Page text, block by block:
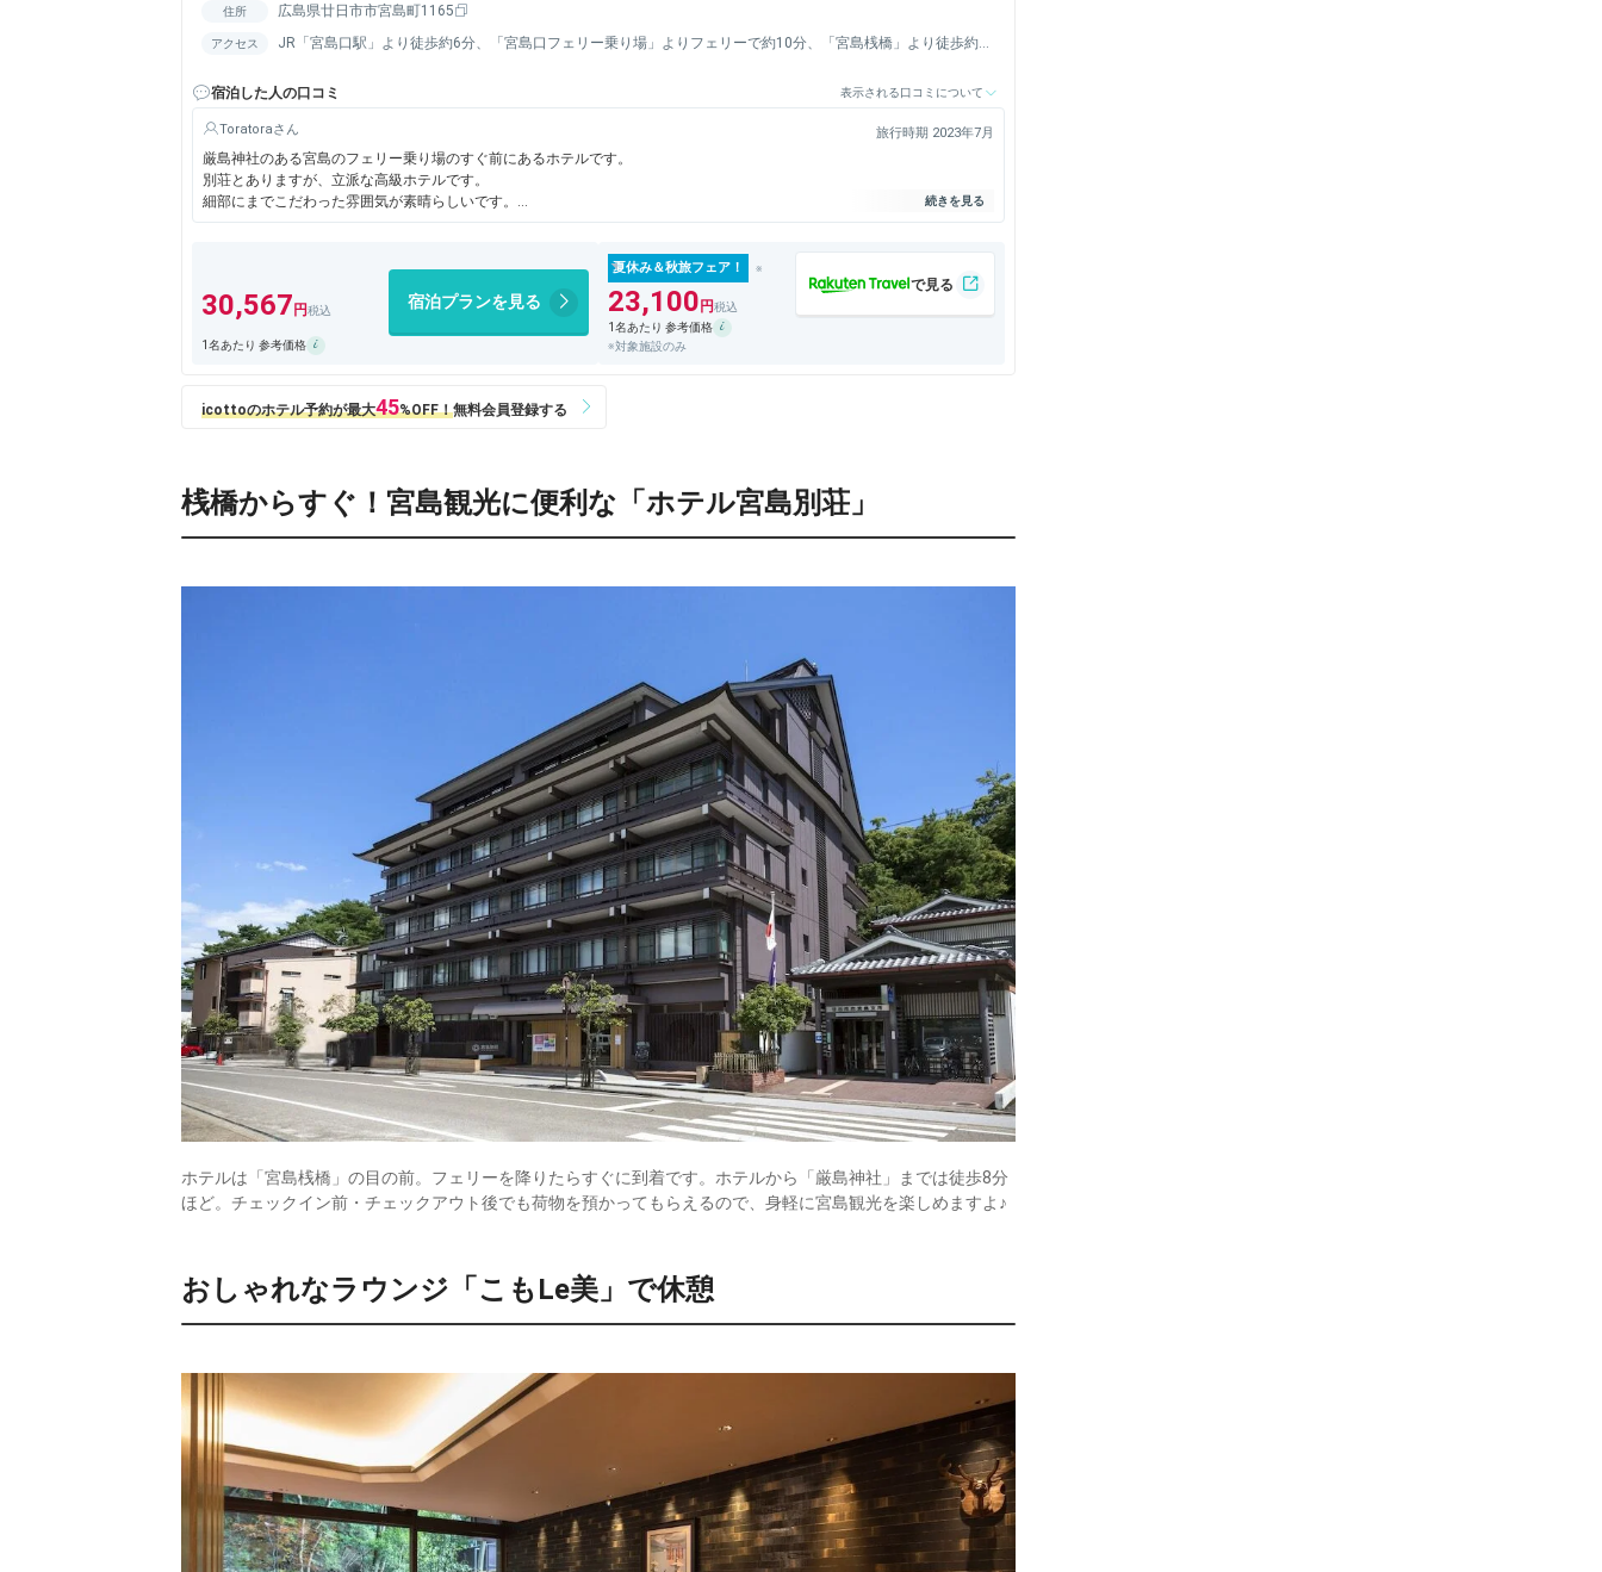
住所 広島県廿日市市宮島町1165
アクセス
JR「宮島口駅」より徒歩約6分、「宮島口フェリー乗り場」よりフェリーで約10分、「宮島桟橋」より徒歩約1
宿泊した人の口コミ
表示される口コミについて
Toratora 旅行時期 2023年7月
厳島神社のある宮島のフェリー乗り場のすぐ前にあるホテルです。
別荘とありますが、立派な高級ホテルです。
細部にまでこだわった雰囲気が素晴らしいです。
大浴場があり、宮島の夕日を眺めなられます。浴槽内の畳が凄いです。
30,567 宿泊プランを見る
1名あたり 参考価格
夏休み＆秋旅フェア！
23,100
1名あたり 参考価格
※対象施設のみ
桟橋からすぐ！宮島観光に便利な「ホテル宮島別荘」
ホテルは「宮島桟橋」の目の前。フェリーを降りたらすぐに到着です。ホテルから「厳島神社」までは徒歩8分
ほど。チェックイン前・チェックアウト後でも荷物を預かってもらえるので、身軽に宮島観光を楽しめますよ♪
おしゃれなラウンジ「こもLe美」で休憩